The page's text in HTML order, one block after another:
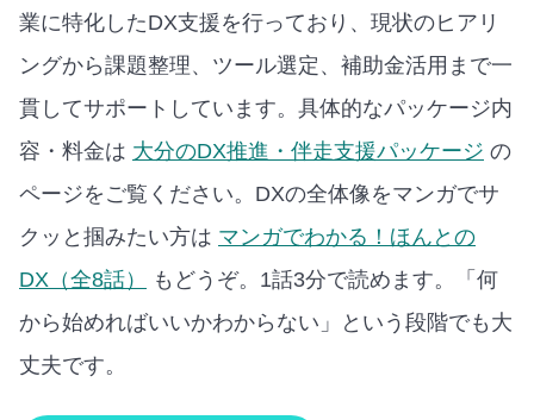
業に特化したDX支援を行っており、現状のヒアリ
ングから課題整理、ツール選定、補助金活用まで一
貫してサポートしています。 具体的なパッケージ内
容・料金は 大分のDX推進・伴走支援パッケージ の
ページをご覧ください。 DXの全体像をマンガでサ
クッと掴みたい方は マンガでわかる！ほんとの
DX（全8話）
もどうぞ。1話3分で読めます。
「何
から始めればいいかわからない」という段階でも大
丈夫です。